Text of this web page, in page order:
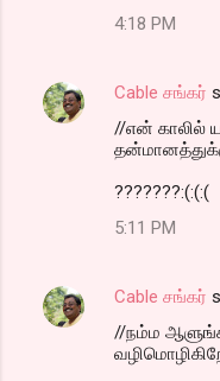
4:18 PM
Cable சங்கர்
//என் காலில்
???????:(:(:(
5:11 PM
Cable சங்கர்
//நம்ம